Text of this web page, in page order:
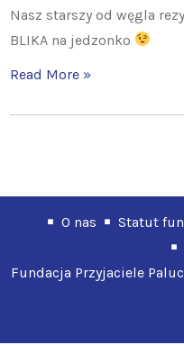
Nasz starszy od węgla
BLIKA na jedzonko
Read More »
O nas Statut
Fundacja Przyjaciele